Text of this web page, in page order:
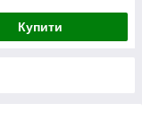
Купити